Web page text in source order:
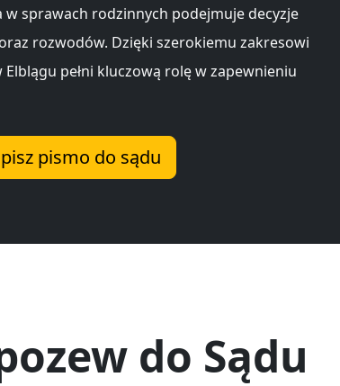
sprawach rodzinnych podejmuje decyzje
rozwodów. Dzięki szerokiemu zakresowi
pełni kluczową rolę w zapewnieniu
pismo do sądu
do Sądu